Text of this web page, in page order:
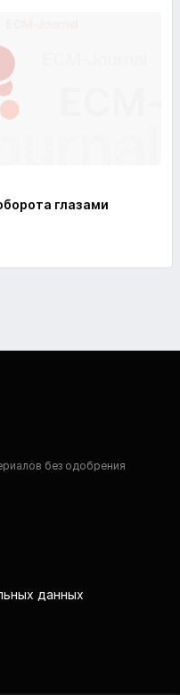
глазами
без одобрения
данных